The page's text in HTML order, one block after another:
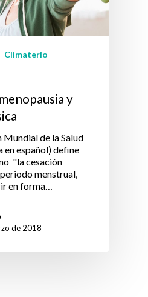
Climaterio
y
Mundial de la Salud
en español) define
"la cesación
menstrual,
en forma…
de 2018